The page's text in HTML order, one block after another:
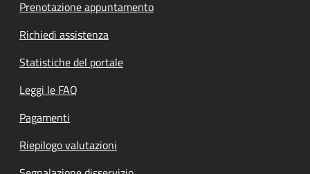
Prenotazione appuntamento
Richiedi assistenza
Statistiche del portale
Leggi le FAQ
Pagamenti
Riepilogo valutazioni